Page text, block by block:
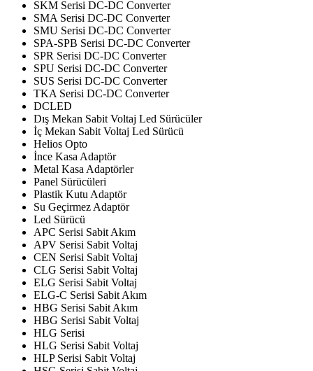
SKM Serisi DC-DC Converter
SMA Serisi DC-DC Converter
SMU Serisi DC-DC Converter
SPA-SPB Serisi DC-DC Converter
SPR Serisi DC-DC Converter
SPU Serisi DC-DC Converter
SUS Serisi DC-DC Converter
TKA Serisi DC-DC Converter
DCLED
Dış Mekan Sabit Voltaj Led Sürücüler
İç Mekan Sabit Voltaj Led Sürücü
Helios Opto
İnce Kasa Adaptör
Metal Kasa Adaptörler
Panel Sürücüleri
Plastik Kutu Adaptör
Su Geçirmez Adaptör
Led Sürücü
APC Serisi Sabit Akım
APV Serisi Sabit Voltaj
CEN Serisi Sabit Voltaj
CLG Serisi Sabit Voltaj
ELG Serisi Sabit Voltaj
ELG-C Serisi Sabit Akım
HBG Serisi Sabit Akım
HBG Serisi Sabit Voltaj
HLG Serisi
HLG Serisi Sabit Voltaj
HLP Serisi Sabit Voltaj